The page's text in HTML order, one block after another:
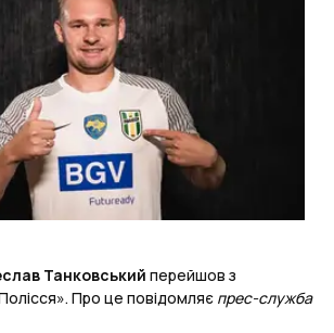
Танковський перейшов з
Про це повідомляє прес-служба